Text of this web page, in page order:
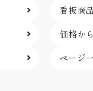
看板商
価格か
ページ